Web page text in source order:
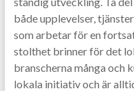
både upplevelser,
som arbetar för en
stolthet brinner för det
branscherna många och
lokala initiativ och är